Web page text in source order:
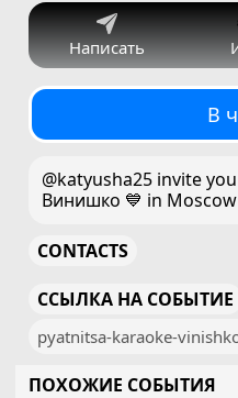
Написать
В
@katyusha25 invite
Винишко 💙 in Moscow
CONTACTS
ССЫЛКА НА СОБЫТИЕ
pyatnitsa-karaoke-
ПОХОЖИЕ СОБЫТИЯ